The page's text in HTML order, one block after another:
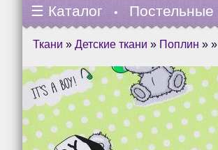
☰ Каталог • Постельные
Ткани » Детские ткани » Поплин » »